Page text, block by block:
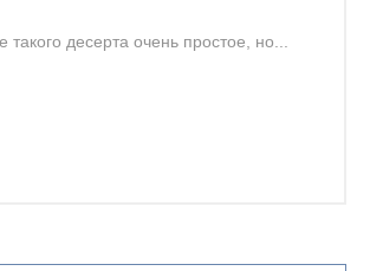
такого десерта очень простое, но...